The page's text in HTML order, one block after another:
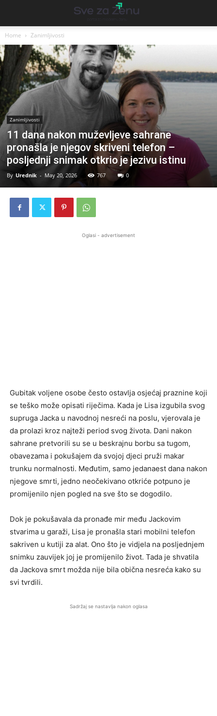
Home Zanimljivosti
Zanimljivosti
11 dana nakon muževljeve sahrane
pronašla je njegov skriveni telefon –
posljednji snimak otkrio je jezivu istinu
By Urednik - May 20, 2026 767 0
Oglasi - advertisement
Gubitak voljene osobe često ostavlja osjećaj praznine koji
se teško može opisati riječima. Kada je Lisa izgubila svog
supruga Jacka u navodnoj nesreći na poslu, vjerovala je
da prolazi kroz najteži period svog života. Dani nakon
sahrane pretvorili su se u beskrajnu borbu sa tugom,
obavezama i pokušajem da svojoj djeci pruži makar
trunku normalnosti. Međutim, samo jedanaest dana nakon
njegove smrti, jedno neočekivano otkriće potpuno je
promijenilo njen pogled na sve što se dogodilo.
Dok je pokušavala da pronađe mir među Jackovim
stvarima u garaži, Lisa je pronašla stari mobilni telefon
sakriven u kutiji za alat. Ono što je vidjela na posljednjem
snimku zauvijek joj je promijenilo život. Tada je shvatila
da Jackova smrt možda nije bila obična nesreća kako su
svi tvrdili.
Sadržaj se nastavlja nakon oglasa